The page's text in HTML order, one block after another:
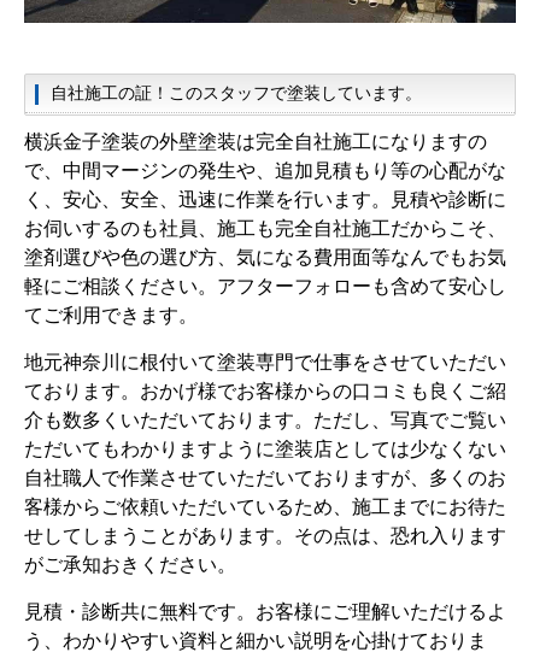
自社施工の証！このスタッフで塗装しています。
横浜金子塗装の外壁塗装は完全自社施工になりますの
で、中間マージンの発生や、追加見積もり等の心配がな
く、安心、安全、迅速に作業を行います。見積や診断に
お伺いするのも社員、施工も完全自社施工だからこそ、
塗剤選びや色の選び方、気になる費用面等なんでもお気
軽にご相談ください。アフターフォローも含めて安心し
てご利用できます。
地元神奈川に根付いて塗装専門で仕事をさせていただい
ております。おかげ様でお客様からの口コミも良くご紹
介も数多くいただいております。ただし、写真でご覧い
ただいてもわかりますように塗装店としては少なくない
自社職人で作業させていただいておりますが、多くのお
客様からご依頼いただいているため、施工までにお待た
せしてしまうことがあります。その点は、恐れ入ります
がご承知おきください。
見積・診断共に無料です。お客様にご理解いただけるよ
う、わかりやすい資料と細かい説明を心掛けておりま